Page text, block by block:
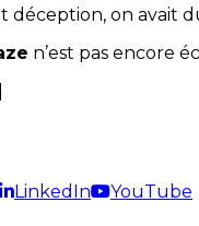
déception, on avait
n’est pas encore
LinkedIn YouTube